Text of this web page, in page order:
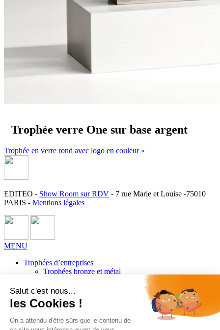
Trophée verre One sur base argent
Trophée en verre rond avec logo en couleur »
EDITEO - Show Room sur RDV - 7 rue Marie et Louise -75010
PARIS - Mentions légales
MENU
Trophées d’entreprises
Trophées bronze et métal
Trophées en bois
Trophées design & originaux
Récompenses sportives et trophées sportifs
Trophées de tennis